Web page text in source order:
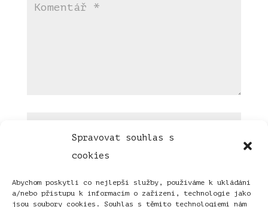
Spravovat souhlas s
cookies
Abychom poskytli co nejlepší služby, používáme k ukládání
a/nebo přístupu k informacím o zařízení, technologie jako
jsou soubory cookies. Souhlas s těmito technologiemi nám